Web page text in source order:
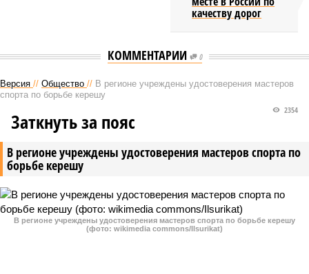
качеству дорог
КОММЕНТАРИИ 0
Версия // Общество // В регионе учреждены удостоверения мастеров
спорта по борьбе керешу
В регионе учреждены удостоверения мастеров спорта по
борьбе керешу
2354
Заткнуть за пояс
В регионе учреждены удостоверения мастеров спорта по борьбе керешу
(фото: wikimedia commons/Ilsurikat)